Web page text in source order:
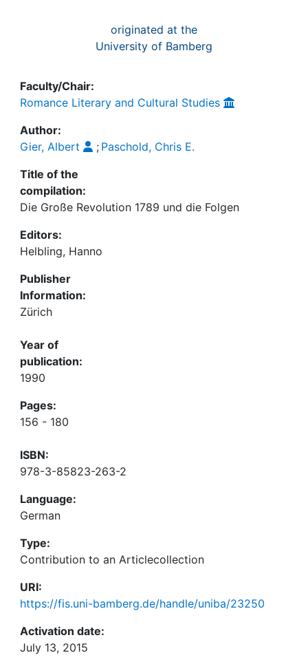
originated at the
University of Bamberg
Faculty/Chair:
Romance Literary and Cultural Studies
Author:
Gier, Albert
; Paschold, Chris E.
Title of the
compilation:
Die Große Revolution 1789 und die Folgen
Editors:
Helbling, Hanno
Publisher
Information:
Zürich
Year of
publication:
1990
Pages:
156 - 180
ISBN:
978-3-85823-263-2
Language:
German
Type:
Contribution to an Articlecollection
URI:
https://fis.uni-bamberg.de/handle/uniba/23250
Activation date:
July 13, 2015